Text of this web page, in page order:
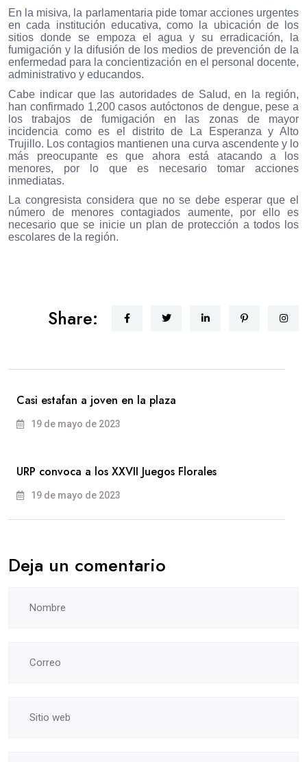
En la misiva, la parlamentaria pide tomar acciones urgentes
en cada institución educativa, como la ubicación de los
sitios donde se empoza el agua y su erradicación, la
fumigación y la difusión de los medios de prevención de la
enfermedad para la concientización en el personal docente,
administrativo y educandos.
Cabe indicar que las autoridades de Salud, en la región,
han confirmado 1,200 casos autóctonos de dengue, pese a
los trabajos de fumigación en las zonas de mayor
incidencia como es el distrito de La Esperanza y Alto
Trujillo. Los contagios mantienen una curva ascendente y lo
más preocupante es que ahora está atacando a los
menores, por lo que es necesario tomar acciones
inmediatas.
La congresista considera que no se debe esperar que el
número de menores contagiados aumente, por ello es
necesario que se inicie un plan de protección a todos los
escolares de la región.
Share:
Casi estafan a joven en la plaza
19 de mayo de 2023
URP convoca a los XXVII Juegos Florales
19 de mayo de 2023
Deja un comentario